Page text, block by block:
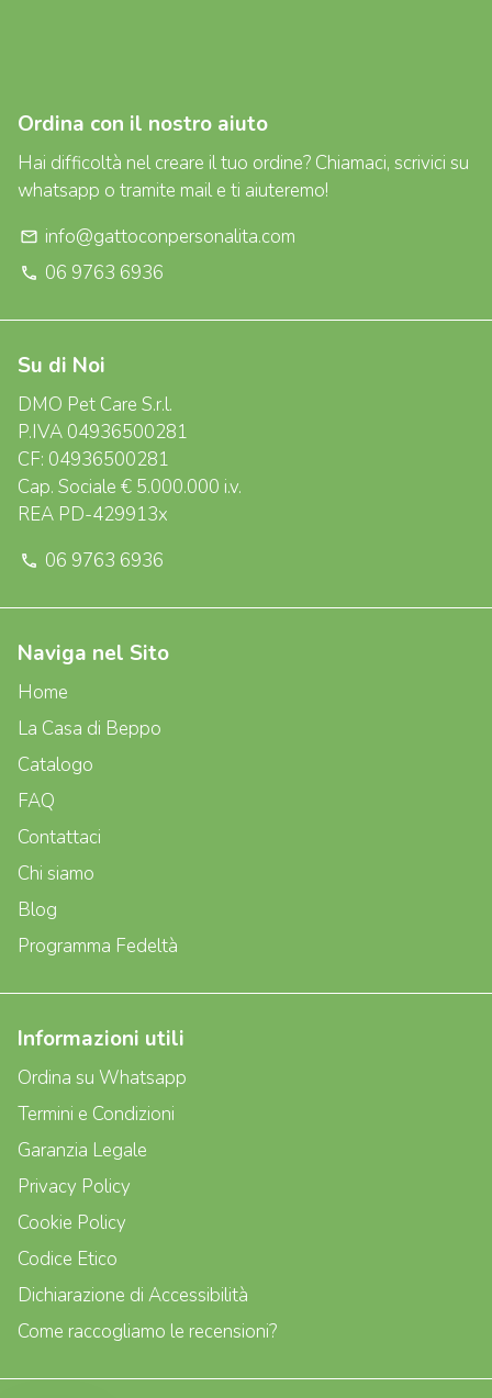
Ordina con il nostro aiuto
Hai difficoltà nel creare il tuo ordine? Chiamaci, scrivici su
whatsapp o tramite mail e ti aiuteremo!
email info@gattoconpersonalita.com
phone 06 9763 6936
Su di Noi
DMO Pet Care S.r.l.
P.IVA 04936500281
CF: 04936500281
Cap. Sociale € 5.000.000 i.v.
REA PD-429913x
phone 06 9763 6936
Naviga nel Sito
Home
La Casa di Beppo
Catalogo
FAQ
Contattaci
Chi siamo
Blog
Programma Fedeltà
Informazioni utili
Ordina su Whatsapp
Termini e Condizioni
Garanzia Legale
Privacy Policy
Cookie Policy
Codice Etico
Dichiarazione di Accessibilità
Come raccogliamo le recensioni?